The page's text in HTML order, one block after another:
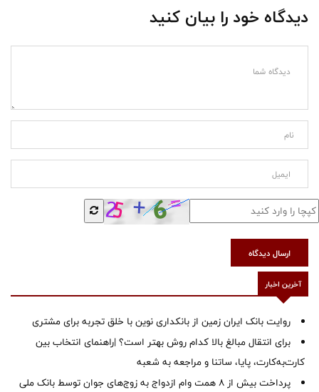
دیدگاه خود را بیان کنید
ارسال دیدگاه
آخرین اخبار
روایت بانک ایران زمین از بانکداری نوین با خلق تجربه برای مشتری
برای انتقال مبالغ بالا کدام روش بهتر است؟ |راهنمای انتخاب بین
کارت‌به‌کارت، پایا، ساتنا و مراجعه به شعبه
پرداخت بیش از ۸ همت وام ازدواج به زوج‌های جوان توسط بانک ملی